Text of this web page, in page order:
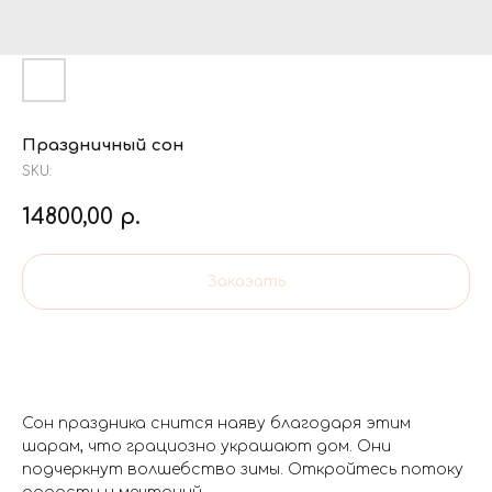
Праздничный сон
SKU:
14800,00 р.
Заказать
Сон праздника снится наяву благодаря этим
шарам, что грациозно украшают дом. Они
подчеркнут волшебство зимы. Откройтесь потоку